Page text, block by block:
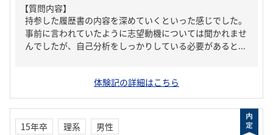
【質問内容】
持参した履歴書の内容を深めていくといった感じでした。
事前に言われていたように志望動機については聞かれませ
んでしたが、自己分析をしっかりしている必要があると...
体験記の詳細はこちら
15年卒 理系
男性